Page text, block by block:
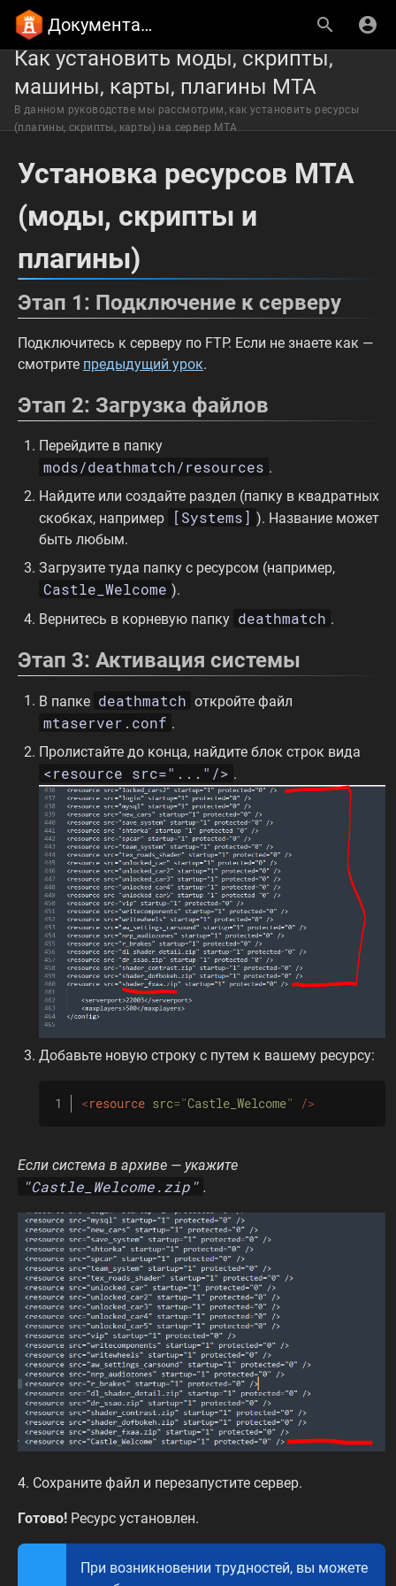
Документация CastleHost
Как установить моды, скрипты,
машины, карты, плагины МТА
В данном руководстве мы рассмотрим, как установить ресурсы
(плагины, скрипты, карты) на сервер MTA
Установка ресурсов МТА
(моды, скрипты и
плагины)
Этап 1: Подключение к серверу
Подключитесь к серверу по FTP. Если не знаете как —
смотрите предыдущий урок.
Этап 2: Загрузка файлов
Перейдите в папку
mods/deathmatch/resources .
Найдите или создайте раздел (папку в квадратных
скобках, например
[Systems] ). Название может
быть любым.
Загрузите туда папку с ресурсом (например,
Castle_Welcome ).
Вернитесь в корневую папку deathmatch .
Этап 3: Активация системы
В папке deathmatch откройте файл
mtaserver.conf .
Пролистайте до конца, найдите блок строк вида
<resource src="..."/> .
Добавьте новую строку с путем к вашему ресурсу:
<resource src="Castle_Welcome" />
Если система в архиве — укажите
"Castle_Welcome.zip" .
4. Сохраните файл и перезапустите сервер.
Готово! Ресурс установлен.
При возникновении трудностей, вы можете